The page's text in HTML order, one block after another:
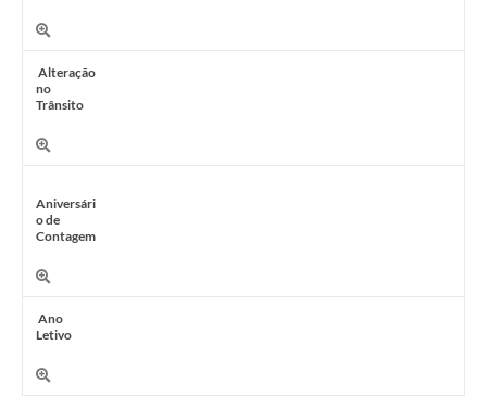
Alteração
no
Trânsito
Aniversári
o de
Contagem
Ano
Letivo